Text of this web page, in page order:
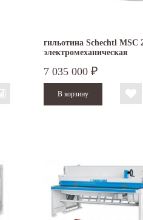
гильотина Schechtl MSC
электромеханическая
7 035 000 ₽